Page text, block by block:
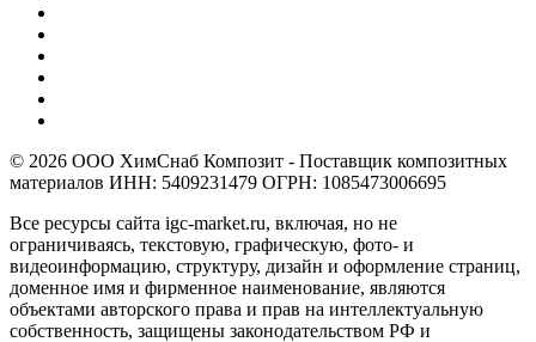
© 2026 ООО ХимСнаб Композит - Поставщик композитных
материалов ИНН: 5409231479 ОГРН: 1085473006695
Все ресурсы сайта igc-market.ru, включая, но не
ограничиваясь, текстовую, графическую, фото- и
видеоинформацию, структуру, дизайн и оформление страниц,
доменное имя и фирменное наименование, являются
объектами авторского права и прав на интеллектуальную
собственность, защищены законодательством РФ и